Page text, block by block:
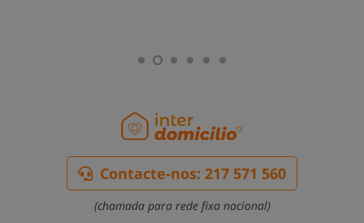
Contacte-nos: 217 571 560
(chamada para rede fixa nacional)